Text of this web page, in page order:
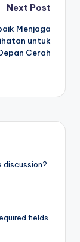
Next Post
Menjaga
untuk
Cerah
discussion?
fields